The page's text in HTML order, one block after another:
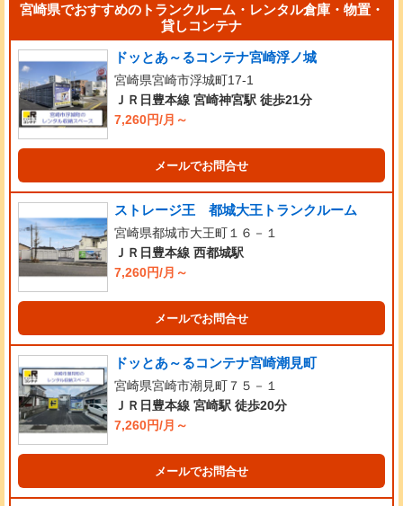
宮崎県でおすすめのトランクルーム・レンタル倉庫・物置・
貸しコンテナ
ドッとあ～るコンテナ宮崎浮ノ城
宮崎県宮崎市浮城町17-1
ＪＲ日豊本線 宮崎神宮駅 徒歩21分
7,260円/月～
メールでお問合せ
ストレージ王 都城大王トランクルーム
宮崎県都城市大王町１６－１
ＪＲ日豊本線 西都城駅
7,260円/月～
メールでお問合せ
ドッとあ～るコンテナ宮崎潮見町
宮崎県宮崎市潮見町７５－１
ＪＲ日豊本線 宮崎駅 徒歩20分
7,260円/月～
メールでお問合せ